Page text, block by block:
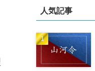
人気記事